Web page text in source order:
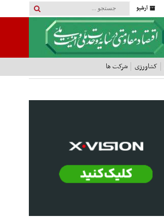
آرشیو
کشاورزی شرکت ها